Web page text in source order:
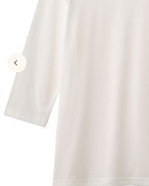
キッチン・雑貨・日用品
家具・収納
寝具・ベッド
美容・健康通販すべて
美容・健康・サプリメント
制服・スクール
制服・スクールすべて
ジュニア・ティーンズ下着
大きいサイズ
大きいサイズ レディース服
バーゲン
バーゲンセール
詳細検索
寝具・ベッド
カーテン・ラグ・ファブリック
美容・健康・サプリメント
制服・スクールすべて
制服・学生服
ジュニア・ティーンズ下着
大きいサイズ
大きいサイズ通販すべて
大きいサイズ レディース服
大きいサイズ レディース下着
大きいサイズ 事務・制服
バーゲン
バーゲンセール
シークレットセール
詳細検索
商品カテゴリ一覧
カタログ・チラシからのご注文